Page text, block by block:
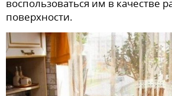
воспользоваться им в качестве
поверхности.